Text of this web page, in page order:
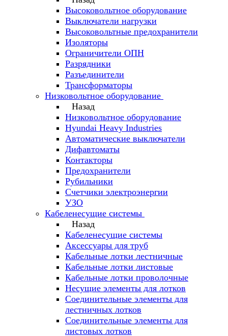
Высоковольтное оборудование
Выключатели нагрузки
Высоковольтные предохранители
Изоляторы
Ограничители ОПН
Разрядники
Разъединители
Трансформаторы
Низковольтное оборудование
Назад
Низковольтное оборудование
Hyundai Heavy Industries
Автоматические выключатели
Дифавтоматы
Контакторы
Предохранители
Рубильники
Счетчики электроэнергии
УЗО
Кабеленесущие системы
Назад
Кабеленесущие системы
Аксессуары для труб
Кабельные лотки лестничные
Кабельные лотки листовые
Кабельные лотки проволочные
Несущие элементы для лотков
Соединительные элементы для
лестничных лотков
Соединительные элементы для
листовых лотков